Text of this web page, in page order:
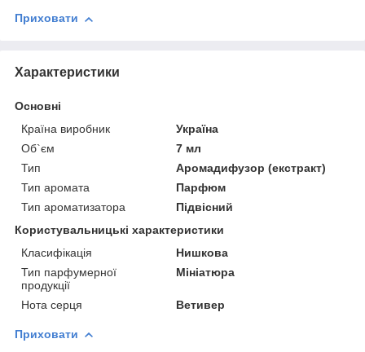
Приховати
Характеристики
Основні
Країна виробник
Україна
Об`єм
7 мл
Тип
Аромадифузор (екстракт)
Тип аромата
Парфюм
Тип ароматизатора
Підвісний
Користувальницькі характеристики
Класифікація
Нишкова
Тип парфумерної
продукції
Мініатюра
Нота серця Ветивер
Приховати